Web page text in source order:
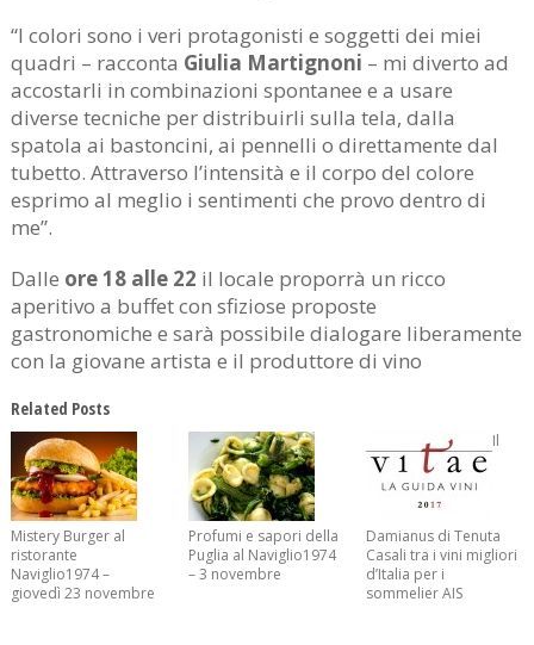
“I colori sono i veri protagonisti e soggetti dei miei
quadri – racconta Giulia Martignoni – mi diverto ad
accostarli in combinazioni spontanee e a usare
diverse tecniche per distribuirli sulla tela, dalla
spatola ai bastoncini, ai pennelli o direttamente dal
tubetto. Attraverso l’intensità e il corpo del colore
esprimo al meglio i sentimenti che provo dentro di
me”.
Dalle ore 18 alle 22 il locale proporrà un ricco
aperitivo a buffet con sfiziose proposte
gastronomiche e sarà possibile dialogare liberamente
con la giovane artista e il produttore di vino
Related Posts
Mistery Burger al
ristorante
Naviglio1974 –
giovedì 23 novembre
Profumi e sapori della
Puglia al Naviglio1974
– 3 novembre
Il
Damianus di Tenuta
Casali tra i vini migliori
d’Italia per i
sommelier AIS